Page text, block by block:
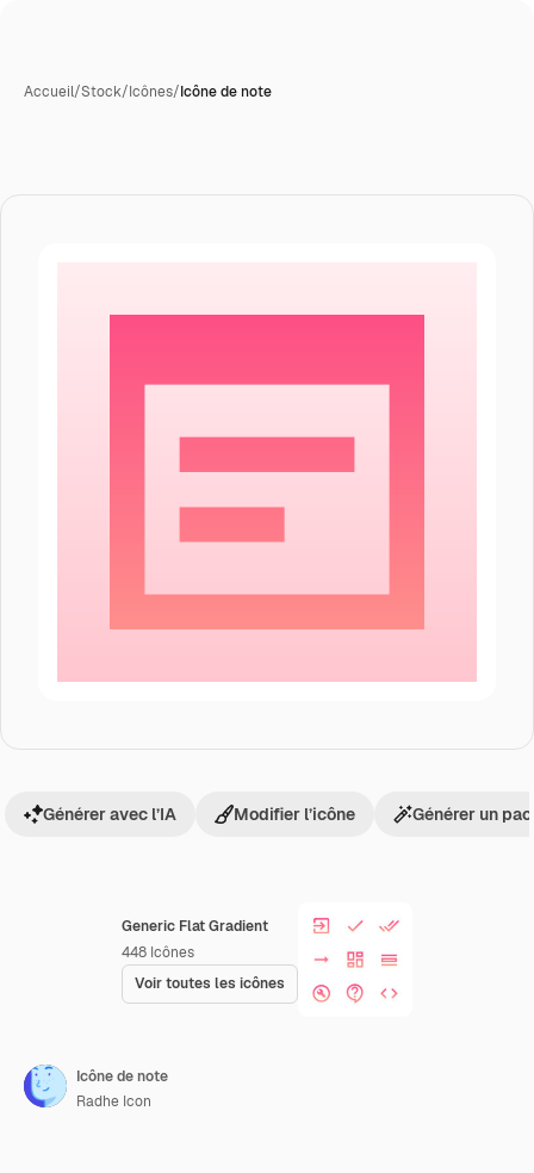
Accueil/Stock/Icônes/Icône de note
Generic Flat Gradient
448 Icônes
Voir toutes les icônes
Générer avec l’IA Modifier l’icône Générer un
Icône de note
Radhe Icon